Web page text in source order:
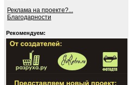
Реклама на проекте?...
Благодарности
Рекомендуем: